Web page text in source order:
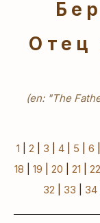
Отец
(en: "The
1 2 3 4 5 6
18
19 20 21 22
32
33 34